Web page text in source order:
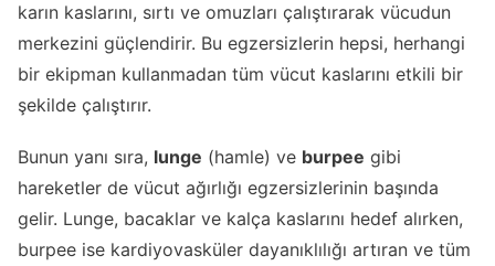
karın kaslarını, sırtı ve omuzları çalıştırarak vücudun
merkezini güçlendirir. Bu egzersizlerin hepsi, herhangi
bir ekipman kullanmadan tüm vücut kaslarını etkili bir
şekilde çalıştırır.
Bunun yanı sıra, lunge (hamle) ve burpee gibi
hareketler de vücut ağırlığı egzersizlerinin başında
gelir. Lunge, bacaklar ve kalça kaslarını hedef alırken,
burpee ise kardiyovasküler dayanıklılığı artıran ve tüm